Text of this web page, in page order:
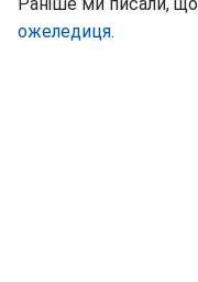
Раніше ми писали, що
ожеледиця.